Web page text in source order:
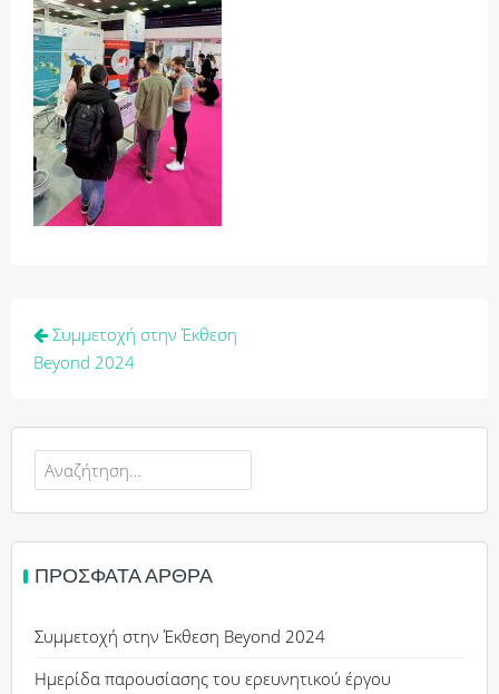
Πλοήγηση
άρθρων
Συμμετοχή στην Έκθεση
Beyond 2024
Αναζήτηση
για:
ΠΡΌΣΦΑΤΑ ΆΡΘΡΑ
Συμμετοχή στην Έκθεση Beyond 2024
Ημερίδα παρουσίασης του ερευνητικού έργου